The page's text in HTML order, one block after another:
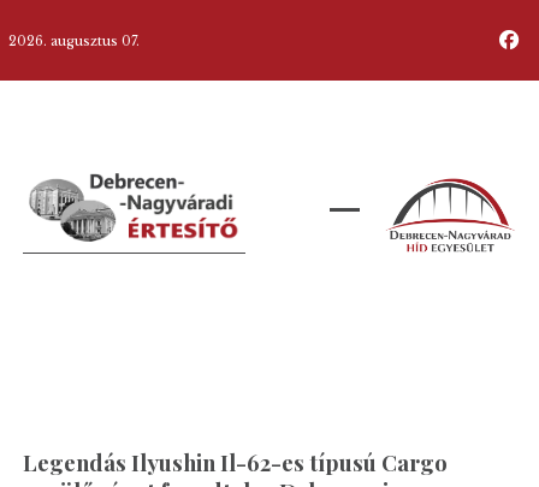
2026. augusztus 07.
Legendás Ilyushin Il-62-es típusú Cargo